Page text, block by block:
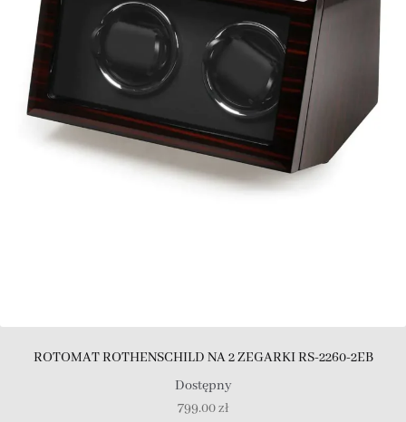
ROTOMAT ROTHENSCHILD NA 2 ZEGARKI RS-2260-2EB
Dostępny
799.00zł